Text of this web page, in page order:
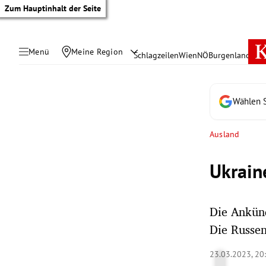
Zum Hauptinhalt der Seite
Menü Meine Region SchlagzeilenWienNÖBurgenland
Wählen
Ausland
Die
Die
23.03.2023,